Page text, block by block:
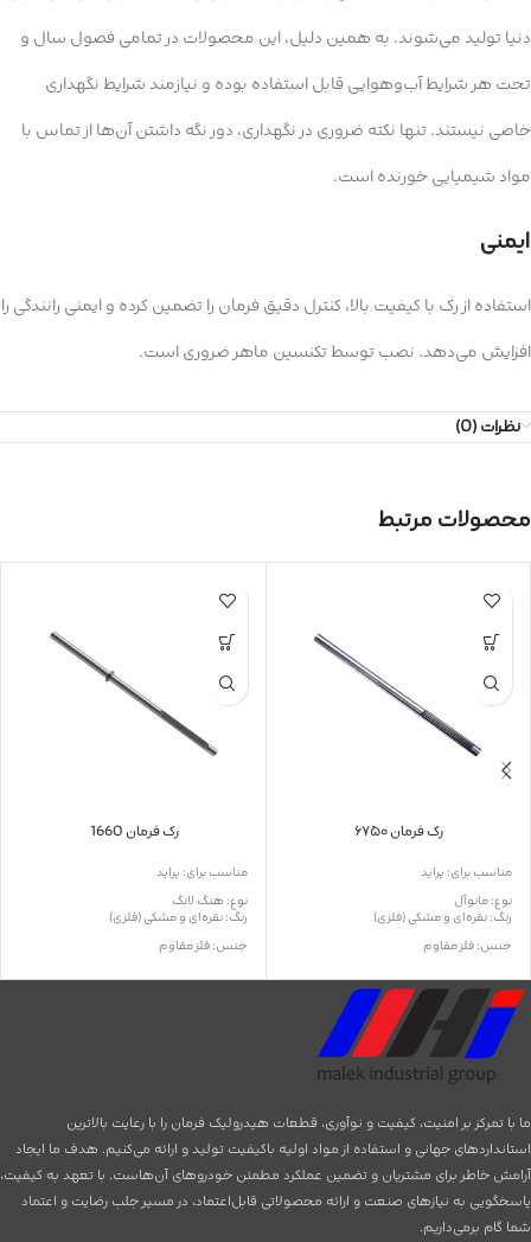
دنیا تولید می‌شوند. به همین دلیل، این محصولات در تمامی فصول سال و
تحت هر شرایط آب‌وهوایی قابل استفاده بوده و نیازمند شرایط نگهداری
خاصی نیستند. تنها نکته ضروری در نگهداری، دور نگه داشتن آن‌ها از تماس با
مواد شیمیایی خورنده است.
ایمنی
استفاده از رک با کیفیت بالا، کنترل دقیق فرمان را تضمین کرده و ایمنی رانندگی را
افزایش می‌دهد. نصب توسط تکنسین ماهر ضروری است.
نظرات (0)
محصولات مرتبط
رک فرمان ۶۷۵۰
مناسب برای: پراید
نوع: مانوآل
رنگ: نقره‌ای و مشکی (فلزی)
جنس: فلز مقاوم
نیاز به نصب حرفه‌ای: دارد
تاریخ انقضا: ندارد
رک فرمان 1660
مناسب برای: پراید
نوع: هنگ لانگ
رنگ: نقره‌ای و مشکی (فلزی)
جنس: فلز مقاوم
ما با تمرکز بر امنیت، کیفیت و نوآوری، قطعات هیدرولیک فرمان را با رعایت بالاترین
استانداردهای جهانی و استفاده از مواد اولیه باکیفیت تولید و ارائه می‌کنیم. هدف ما ایجاد
آرامش خاطر برای مشتریان و تضمین عملکرد مطمئن خودروهای آن‌هاست. با تعهد به کیفیت،
پاسخگویی به نیازهای صنعت و ارائه محصولاتی قابل‌اعتماد، در مسیر جلب رضایت و اعتماد
شما گام برمی‌داریم.